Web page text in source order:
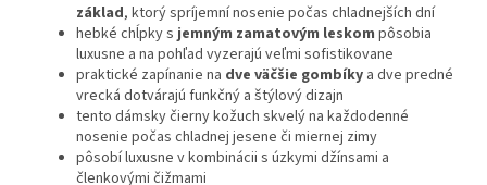
základ, ktorý spríjemní nosenie počas chladnejších dní
hebké chĺpky sjemným zamatovým leskom pôsobia
luxusne a na pohľad vyzerajú veľmi sofistikovane
praktické zapínanie na dve väčšie gombíky a dve predné
vrecká dotvárajú funkčný a štýlový dizajn
tento dámsky čierny kožuch skvelý na každodenné
nosenie počas chladnej jesene či miernej zimy
pôsobí luxusne v kombinácii s úzkymi džínsami a
členkovými čižmami